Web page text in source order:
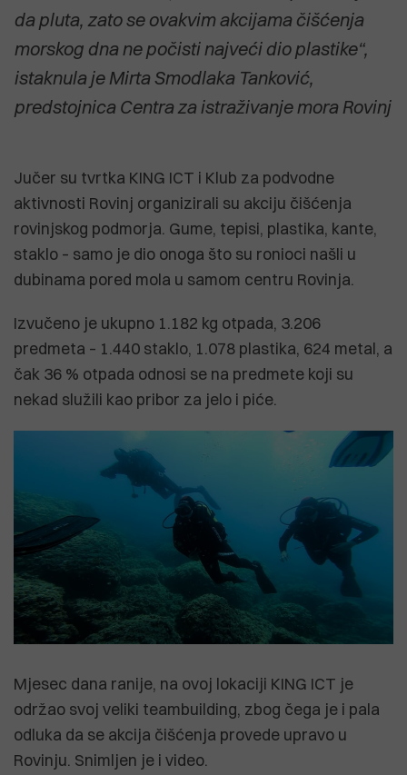
da pluta, zato se ovakvim akcijama čišćenja
morskog dna ne počisti najveći dio plastike“,
istaknula je Mirta Smodlaka Tanković,
predstojnica Centra za istraživanje mora Rovinj
Jučer su tvrtka KING ICT i Klub za podvodne
aktivnosti Rovinj organizirali su akciju čišćenja
rovinjskog podmorja. Gume, tepisi, plastika, kante,
staklo – samo je dio onoga što su ronioci našli u
dubinama pored mola u samom centru Rovinja.
Izvučeno je ukupno 1.182 kg otpada, 3.206
predmeta – 1.440 staklo, 1.078 plastika, 624 metal, a
čak 36 % otpada odnosi se na predmete koji su
nekad služili kao pribor za jelo i piće.
Mjesec dana ranije, na ovoj lokaciji KING ICT je
održao svoj veliki teambuilding, zbog čega je i pala
odluka da se akcija čišćenja provede upravo u
Rovinju. Snimljen je i video.